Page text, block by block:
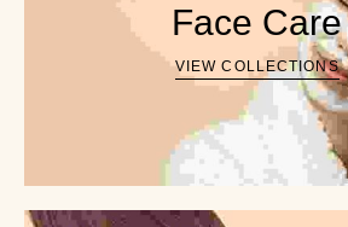
Face Care
VIEW COLLECTIONS